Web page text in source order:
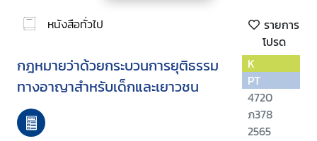
หนังสือทั่วไป
รายการ
โปรด
กฎหมายว่าด้วยกระบวนการยุติธรรม
ทางอาญาสำหรับเด็กและเยาวชน
K
PT
4720
ภ378
2565